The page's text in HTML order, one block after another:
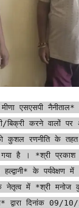
एसएसपी
बिक्री करने वालों
को कुशल रणनीति के
गया है । *श्री प्रकाश
के पर्यवेक्षण
के नेतृत्व में *श्री मनोज
द्वारा दिनांक 09/